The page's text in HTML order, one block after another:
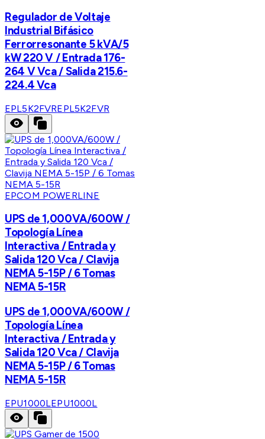
Regulador de Voltaje
Industrial Bifásico
Ferrorresonante 5 kVA/5
kW 220 V / Entrada 176-
264 V Vca / Salida 215.6-
224.4 Vca
EPL5K2FVREPL5K2FVR
EPCOM POWERLINE
UPS de 1,000VA/600W /
Topología Línea
Interactiva / Entrada y
Salida 120 Vca / Clavija
NEMA 5-15P / 6 Tomas
NEMA 5-15R
UPS de 1,000VA/600W /
Topología Línea
Interactiva / Entrada y
Salida 120 Vca / Clavija
NEMA 5-15P / 6 Tomas
NEMA 5-15R
EPU1000LEPU1000L